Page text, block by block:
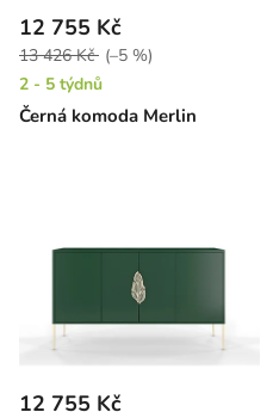
Černá komoda Merlin
12 755 Kč
13 426 Kč (–5 %)
2 - 5 týdnů
12 755 Kč